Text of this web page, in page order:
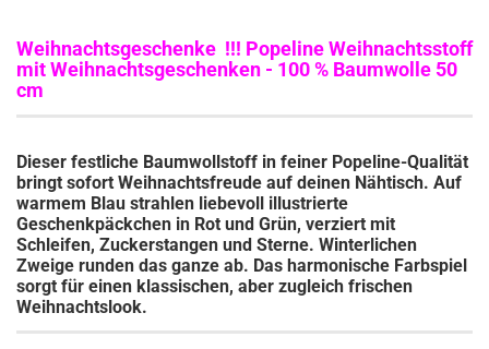
Weihnachtsgeschenke !!! Popeline Weihnachtsstoff
mit Weihnachtsgeschenken - 100 % Baumwolle 50
cm
Dieser festliche Baumwollstoff in feiner Popeline-Qualität
bringt sofort Weihnachtsfreude auf deinen Nähtisch. Auf
warmem Blau strahlen liebevoll illustrierte
Geschenkpäckchen in Rot und Grün, verziert mit
Schleifen, Zuckerstangen und Sterne. Winterlichen
Zweige runden das ganze ab. Das harmonische Farbspiel
sorgt für einen klassischen, aber zugleich frischen
Weihnachtslook.